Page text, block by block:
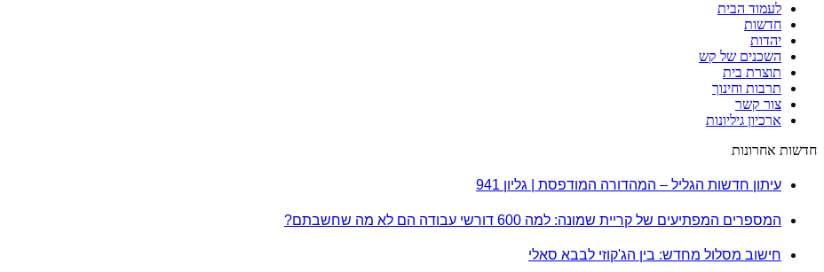
לעמוד הבית
חדשות
יהדות
השכנים של קש
תוצרת בית
תרבות וחינוך
צור קשר
ארכיון גיליונות
חדשות אחרונות
עיתון חדשות הגליל – המהדורה המודפסת | גליון 941
המספרים המפתיעים של קריית שמונה: למה 600 דורשי עבודה הם לא מה שחשבתם?
חישוב מסלול מחדש: בין הג'קוזי לבבא סאלי